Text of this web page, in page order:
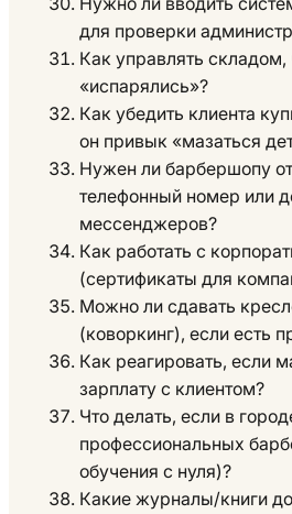
для проверки
Как управлять
«испарялись»?
Как убедить клиента
он привык «мазаться
Нужен ли барбершопу
телефонный номер или
мессенджеров?
Как работать с
(сертификаты для
Можно ли сдавать
(коворкинг), если есть
Как реагировать, если
зарплату с клиентом?
Что делать, если в
профессиональных
обучения с нуля)?
Какие журналы/книги